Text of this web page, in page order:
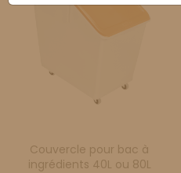
Couvercle pour bac à
ingrédients 40L ou 80L